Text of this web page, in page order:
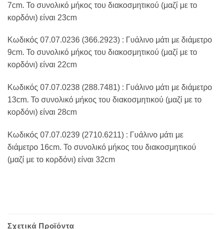
7cm. Το συνολικό μήκος του διακοσμητικού (μαζί με το
κορδόνι) είναι 23cm
Κωδικός 07.07.0236 (366.2923) : Γυάλινο μάτι με διάμετρο
9cm. Το συνολικό μήκος του διακοσμητικού (μαζί με το
κορδόνι) είναι 22cm
Κωδικός 07.07.0238 (288.7481) : Γυάλινο μάτι με διάμετρο
13cm. Το συνολικό μήκος του διακοσμητικού (μαζί με το
κορδόνι) είναι 28cm
Κωδικός 07.07.0239 (2710.6211) : Γυάλινο μάτι με
διάμετρο 16cm. Το συνολικό μήκος του διακοσμητικού
(μαζί με το κορδόνι) είναι 32cm
Σχετικά Προϊόντα